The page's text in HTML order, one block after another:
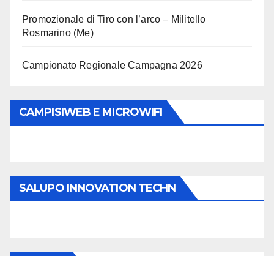
Promozionale di Tiro con l’arco – Militello
Rosmarino (Me)
Campionato Regionale Campagna 2026
CAMPISIWEB E MICROWIFI
SALUPO INNOVATION TECHN